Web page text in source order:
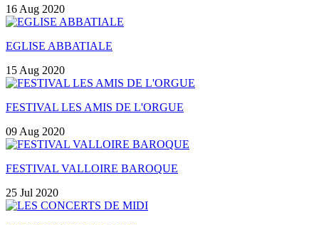
16 Aug 2020
EGLISE ABBATIALE
15 Aug 2020
FESTIVAL LES AMIS DE L'ORGUE
09 Aug 2020
FESTIVAL VALLOIRE BAROQUE
25 Jul 2020